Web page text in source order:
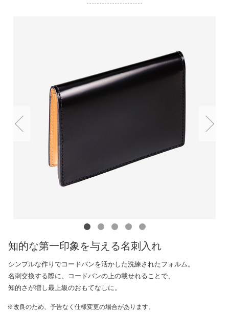
知的な第一印象を与える名刺入れ
シンプルな作りでコードバンを活かした洗練されたフォルム。
名刺交換する際に、コードバンの上の載せれることで、
知的さが増し最上級のおもてなしに。
※改良のため、予告なく仕様変更の場合があります。